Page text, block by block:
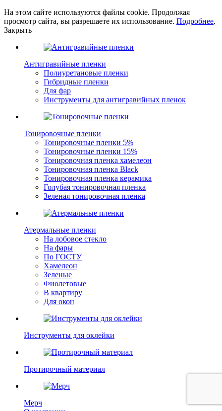
На этом сайте используются файлы cookie. Продолжая
просмотр сайта, вы разрешаете их использование. Подробнее.
Закрыть
Антигравийные пленки
Полиуретановые пленки
Гибридные пленки
Для фар
Инструменты для антигравийных пленок
Тонировочные пленки
Тонировочные пленки 5%
Тонировочные пленки 15%
Тонировочная пленка хамелеон
Тонировочная пленка Black
Тонировочная пленка керамика
Голубая тонировочная пленка
Зеленая тонировочная пленка
Атермальные пленки
На лобовое стекло
На фары
По ГОСТУ
Хамелеон
Зеленые
Фиолетовые
В квартиру
Для окон
Инструменты для оклейки
Протирочный материал
Мерч